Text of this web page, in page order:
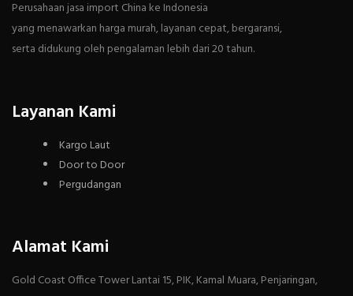
Perusahaan jasa import China ke Indonesia
yang menawarkan harga murah, layanan cepat, bergaransi,
serta didukung oleh pengalaman lebih dari 20 tahun.
Layanan Kami
Kargo Laut
Door to Door
Pergudangan
Alamat Kami
Gold Coast Office Tower Lantai 15, PIK, Kamal Muara, Penjaringan,